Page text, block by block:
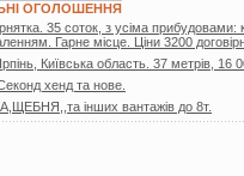
ОГОЛОШЕННЯ
35 соток, з усіма прибудовами:
Гарне місце. Ціни 3200
Київська область. 37 метрів, 16
хенд та нове.
інших вантажів до 8т.